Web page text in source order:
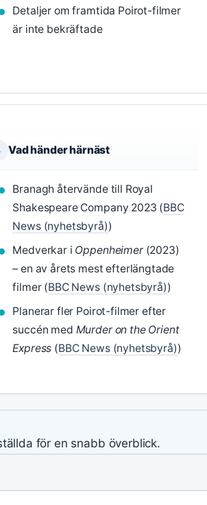
Detaljer om framtida Poirot-filmer
är inte bekräftade
Vad händer härnäst
Branagh återvände till Royal
Shakespeare Company 2023 (BBC
News (nyhetsbyrå))
Medverkar i Oppenheimer(2023)
– en av årets mest efterlängtade
filmer (BBC News (nyhetsbyrå))
Planerar fler Poirot-filmer efter
succén med Murder on the Orient
Express (BBC News (nyhetsbyrå))
för en snabb överblick.